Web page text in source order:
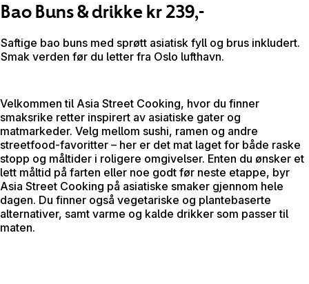
Velkommen til Asia Street Cooking, hvor du finner
smaksrike retter inspirert av asiatiske gater og
matmarkeder. Velg mellom sushi, ramen og andre
streetfood-favoritter – her er det mat laget for både raske
stopp og måltider i roligere omgivelser. Enten du ønsker et
lett måltid på farten eller noe godt før neste etappe, byr
Asia Street Cooking på asiatiske smaker gjennom hele
dagen. Du finner også vegetariske og plantebaserte
alternativer, samt varme og kalde drikker som passer til
maten.
Bao Buns & drikke kr 239,-
Saftige bao buns med sprøtt asiatisk fyll og brus inkludert.
Smak verden før du letter fra Oslo lufthavn.